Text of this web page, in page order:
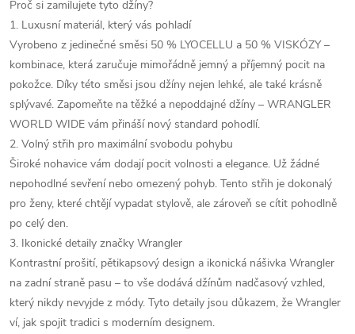
Proč si zamilujete tyto džíny?
1. Luxusní materiál, který vás pohladí
Vyrobeno z jedinečné směsi 50 % LYOCELLU a 50 % VISKÓZY –
kombinace, která zaručuje mimořádně jemný a příjemný pocit na
pokožce. Díky této směsi jsou džíny nejen lehké, ale také krásně
splývavé. Zapomeňte na těžké a nepoddajné džíny – WRANGLER
WORLD WIDE vám přináší nový standard pohodlí.
2. Volný střih pro maximální svobodu pohybu
Široké nohavice vám dodají pocit volnosti a elegance. Už žádné
nepohodlné sevření nebo omezený pohyb. Tento střih je dokonalý
pro ženy, které chtějí vypadat stylově, ale zároveň se cítit pohodlně
po celý den.
3. Ikonické detaily značky Wrangler
Kontrastní prošití, pětikapsový design a ikonická nášivka Wrangler
na zadní straně pasu – to vše dodává džínům nadčasový vzhled,
který nikdy nevyjde z módy. Tyto detaily jsou důkazem, že Wrangler
ví, jak spojit tradici s moderním designem.